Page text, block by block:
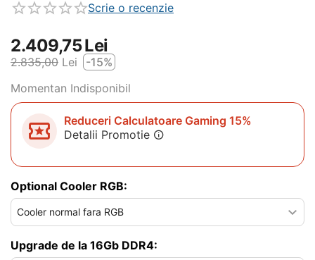
Scrie o recenzie
2.409,75Lei
2.835,00 Lei
-15%
Momentan Indisponibil
Reduceri Calculatoare Gaming 15%
Detalii Promotie
Optional Cooler RGB:
Upgrade de la 16Gb DDR4: